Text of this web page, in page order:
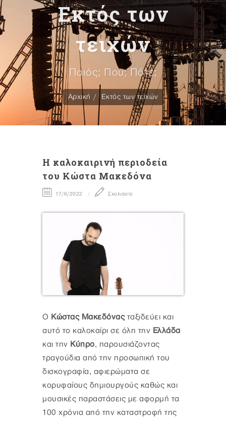
Εκτός των
τειχών
Ποιός; Που; Πότε;
Αρχική Εκτός των τειχών
H καλοκαιρινή περιοδεία
του Κώστα Μακεδόνα
17/6/2022 Σχολιάστε
Ο Κώστας Μακεδόναςταξιδεύει και
αυτό το καλοκαίρι σε όλη την Ελλάδα
και την Κύπρο, παρουσιάζοντας
τραγούδια από την προσωπική του
δισκογραφία, αφιερώματα σε
κορυφαίους δημιουργούς καθώς και
μουσικές παραστάσεις με αφορμή τα
100 χρόνια από την καταστροφή της